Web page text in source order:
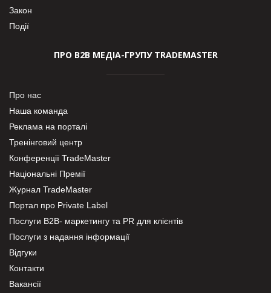
Закон
Події
ПРО В2В МЕДІА-ГРУПУ TRADEMASTER
Про нас
Наша команда
Реклама на порталі
Тренінговий центр
Конференції TradeMaster
Національні Премії
Журнал TradeMaster
Портал про Private Label
Послуги В2В- маркетингу та PR для клієнтів
Послуги з надання інформації
Відгуки
Контакти
Вакансії